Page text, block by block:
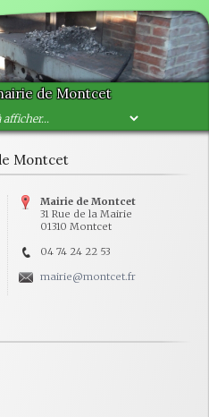
de Montcet
Montcet
Mairie de Montcet
31 Rue de la Mairie
01310 Montcet
04 74 24 22 53
mairie@montcet.fr